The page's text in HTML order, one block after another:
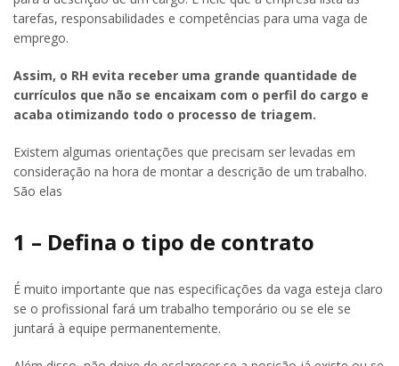
tarefas, responsabilidades e competências para uma vaga de
emprego.
Assim, o RH evita receber uma grande quantidade de
currículos que não se encaixam com o perfil do cargo e
acaba otimizando todo o processo de triagem.
Existem algumas orientações que precisam ser levadas em
consideração na hora de montar a descrição de um trabalho.
São elas
1 – Defina o tipo de contrato
É muito importante que nas especificações da vaga esteja claro
se o profissional fará um trabalho temporário ou se ele se
juntará à equipe permanentemente.